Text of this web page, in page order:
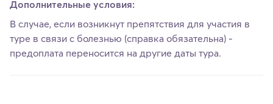
Дополнительные условия:
В случае, если возникнут препятствия для участия в
туре в связи с болезнью (справка обязательна) -
предоплата переносится на другие даты тура.